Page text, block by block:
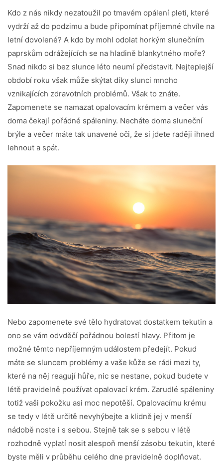
Kdo z nás nikdy nezatoužil po tmavém opálení pleti, které
vydrží až do podzimu a bude připomínat příjemné chvíle na
letní dovolené? A kdo by mohl odolat horkým slunečním
paprskům odrážejících se na hladině blankytného moře?
Snad nikdo si bez slunce léto neumí představit. Nejteplejší
období roku však může skýtat díky slunci mnoho
vznikajících zdravotních problémů. Však to znáte.
Zapomenete se namazat opalovacím krémem a večer vás
doma čekají pořádné spáleniny. Necháte doma sluneční
brýle a večer máte tak unavené oči, že si jdete raději ihned
lehnout a spát.
Nebo zapomenete své tělo hydratovat dostatkem tekutin a
ono se vám odvděčí pořádnou bolestí hlavy. Přitom je
možné těmto nepříjemným událostem předejít. Pokud
máte se sluncem problémy a vaše kůže se rádi mezi ty,
které na něj reagují hůře, nic se nestane, pokud budete v
létě pravidelně používat opalovací krém. Zarudlé spáleniny
totiž vaši pokožku asi moc nepotěší. Opalovacímu krému
se tedy v létě určitě nevyhýbejte a klidně jej v menší
nádobě noste i s sebou. Stejně tak se s sebou v létě
rozhodně vyplatí nosit alespoň menší zásobu tekutin, které
byste měli v průběhu celého dne pravidelně doplňovat.